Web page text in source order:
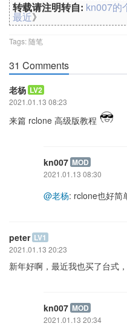
转载请注明转自: kn007的
最近》
Tags:随笔
31 Comments
老杨 LV2
2021.01.13 08:23
来篇 rclone 高级版教程
kn007 MOD
2021.01.13 08:30
@老杨: rclone也好简
peter LV1
2021.01.13 20:23
新年好啊，最近我也买了台式
kn007 MOD
2021.01.13 20:34